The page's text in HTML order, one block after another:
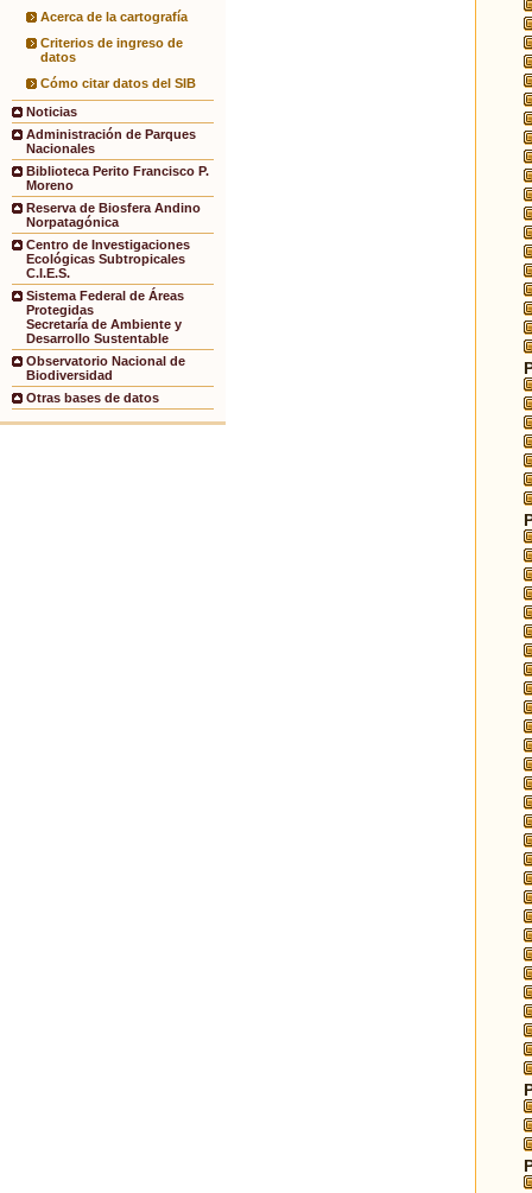
Acerca de la cartografía
Criterios de ingreso de
datos
Cómo citar datos del SIB
Noticias
Administración de Parques
Nacionales
Biblioteca Perito Francisco P.
Moreno
Reserva de Biosfera Andino
Norpatagónica
Centro de Investigaciones
Ecológicas Subtropicales
C.I.E.S.
Sistema Federal de Áreas
Protegidas
Secretaría de Ambiente y
Desarrollo Sustentable
Observatorio Nacional de
Biodiversidad
Otras bases de datos